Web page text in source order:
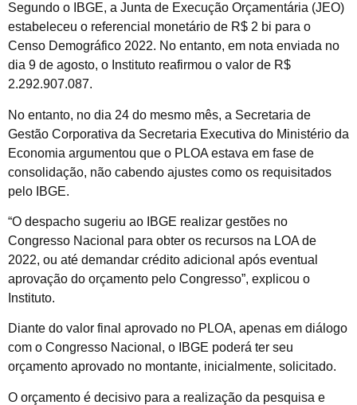
Segundo o IBGE, a Junta de Execução Orçamentária (JEO)
estabeleceu o referencial monetário de R$ 2 bi para o
Censo Demográfico 2022. No entanto, em nota enviada no
dia 9 de agosto, o Instituto reafirmou o valor de R$
2.292.907.087.
No entanto, no dia 24 do mesmo mês, a Secretaria de
Gestão Corporativa da Secretaria Executiva do Ministério da
Economia argumentou que o PLOA estava em fase de
consolidação, não cabendo ajustes como os requisitados
pelo IBGE.
“O despacho sugeriu ao IBGE realizar gestões no
Congresso Nacional para obter os recursos na LOA de
2022, ou até demandar crédito adicional após eventual
aprovação do orçamento pelo Congresso”, explicou o
Instituto.
Diante do valor final aprovado no PLOA, apenas em diálogo
com o Congresso Nacional, o IBGE poderá ter seu
orçamento aprovado no montante, inicialmente, solicitado.
O orçamento é decisivo para a realização da pesquisa e